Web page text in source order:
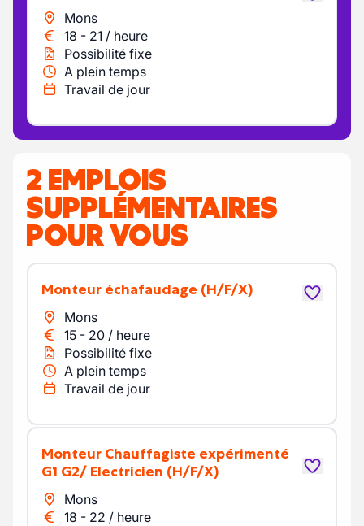
Mons
18 - 21 / heure
Possibilité fixe
A plein temps
Travail de jour
2 EMPLOIS
SUPPLÉMENTAIRES
POUR VOUS
Monteur échafaudage (H/F/X)
Mons
15 - 20 / heure
Possibilité fixe
A plein temps
Travail de jour
Monteur Chauffagiste expérimenté
G1 G2/ Electricien (H/F/X)
Mons
18 - 22 / heure